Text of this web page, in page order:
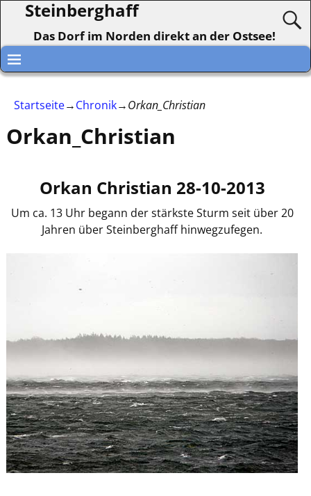
Steinberghaff
Das Dorf im Norden direkt an der Ostsee!
Startseite→Chronik→Orkan_Christian
Orkan_Christian
Orkan Christian 28-10-2013
Um ca. 13 Uhr begann der stärkste Sturm seit über 20
Jahren über Steinberghaff hinwegzufegen.